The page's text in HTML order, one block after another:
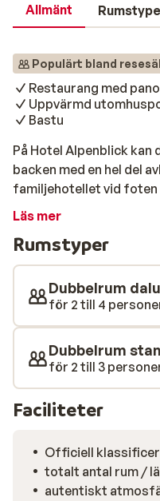
Allmänt
Populärt bland
Restaurang med
Uppvärmd
Bastu
På Hotel Alpenblick kan
backen med en hel del
familjehotellet vid foten
olika wellnessfaciliteter
finns en mysig
Efter skidåkningen kan
utomhuspoolen eller
kabinen eller
själv genom att boka en
Läs mer
Rumstyper
Dubbelrum
för 2 till 4
Dubbelrum
för 2 till 3
Faciliteter
Officiell
totalt antal rum /
autentiskt